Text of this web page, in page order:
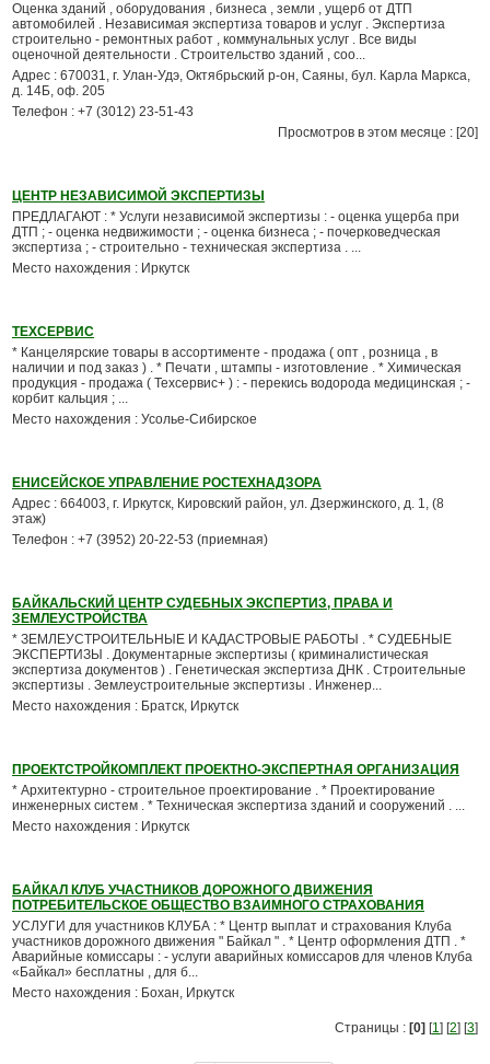
Оценка зданий , оборудования , бизнеса , земли , ущерб от ДТП
автомобилей . Независимая экспертиза товаров и услуг . Экспертиза
строительно - ремонтных работ , коммунальных услуг . Все виды
оценочной деятельности . Строительство зданий , соо...
Адрес : 670031, г. Улан-Удэ, Октябрьский р-он, Саяны, бул. Карла Маркса,
д. 14Б, оф. 205
Телефон : +7 (3012) 23-51-43
Просмотров в этом месяце : [20]
ЦЕНТР НЕЗАВИСИМОЙ ЭКСПЕРТИЗЫ
ПРЕДЛАГАЮТ : * Услуги независимой экспертизы : - оценка ущерба при
ДТП ; - оценка недвижимости ; - оценка бизнеса ; - почерковедческая
экспертиза ; - строительно - техническая экспертиза . ...
Место нахождения : Иркутск
ТЕХСЕРВИС
* Канцелярские товары в ассортименте - продажа ( опт , розница , в
наличии и под заказ ) . * Печати , штампы - изготовление . * Химическая
продукция - продажа ( Техсервис+ ) : - перекись водорода медицинская ; -
корбит кальция ; ...
Место нахождения : Усолье-Сибирское
ЕНИСЕЙСКОЕ УПРАВЛЕНИЕ РОСТЕХНАДЗОРА
Адрес : 664003, г. Иркутск, Кировский район, ул. Дзержинского, д. 1, (8
этаж)
Телефон : +7 (3952) 20-22-53 (приемная)
БАЙКАЛЬСКИЙ ЦЕНТР СУДЕБНЫХ ЭКСПЕРТИЗ, ПРАВА И
ЗЕМЛЕУСТРОЙСТВА
* ЗЕМЛЕУСТРОИТЕЛЬНЫЕ И КАДАСТРОВЫЕ РАБОТЫ . * СУДЕБНЫЕ
ЭКСПЕРТИЗЫ . Документарные экспертизы ( криминалистическая
экспертиза документов ) . Генетическая экспертиза ДНК . Строительные
экспертизы . Землеустроительные экспертизы . Инженер...
Место нахождения : Братск, Иркутск
ПРОЕКТСТРОЙКОМПЛЕКТ ПРОЕКТНО-ЭКСПЕРТНАЯ ОРГАНИЗАЦИЯ
* Архитектурно - строительное проектирование . * Проектирование
инженерных систем . * Техническая экспертиза зданий и сооружений . ...
Место нахождения : Иркутск
БАЙКАЛ КЛУБ УЧАСТНИКОВ ДОРОЖНОГО ДВИЖЕНИЯ
ПОТРЕБИТЕЛЬСКОЕ ОБЩЕСТВО ВЗАИМНОГО СТРАХОВАНИЯ
УСЛУГИ для участников КЛУБА : * Центр выплат и страхования Клуба
участников дорожного движения " Байкал " . * Центр оформления ДТП . *
Аварийные комиссары : - услуги аварийных комиссаров для членов Клуба
«Байкал» бесплатны , для б...
Место нахождения : Бохан, Иркутск
Страницы : [0] [1] [2] [3]